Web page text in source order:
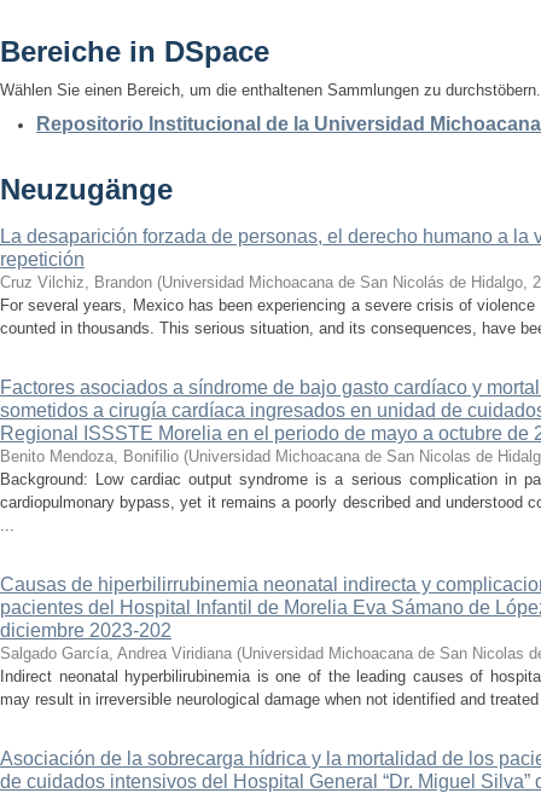
Bereiche in DSpace
Wählen Sie einen Bereich, um die enthaltenen Sammlungen zu durchstöbern.
Repositorio Institucional de la Universidad
Neuzugänge
La desaparición forzada de personas, el derecho humano a la
repetición
Cruz Vilchiz, Brandon (Universidad Michoacana de San Nicolás de Hidalgo,
For several years, Mexico has been experiencing a severe crisis of
counted in thousands. This serious situation, and its consequences, have
Factores asociados a síndrome de bajo gasto cardíaco y
sometidos a cirugía cardíaca ingresados en unidad de
Regional ISSSTE Morelia en el periodo de mayo a octubre de
Benito Mendoza, Bonifilio (Universidad Michoacana de San Nicolas de
Background: Low cardiac output syndrome is a serious complication in
cardiopulmonary bypass, yet it remains a poorly described and understood
...
Causas de hiperbilirrubinemia neonatal indirecta y
pacientes del Hospital Infantil de Morelia Eva Sámano de
diciembre 2023-202
Salgado García, Andrea Viridiana (Universidad Michoacana de San Nicolas
Indirect neonatal hyperbilirubinemia is one of the leading causes of
may result in irreversible neurological damage when not identified and
Asociación de la sobrecarga hídrica y la mortalidad de los
de cuidados intensivos del Hospital General “Dr. Miguel